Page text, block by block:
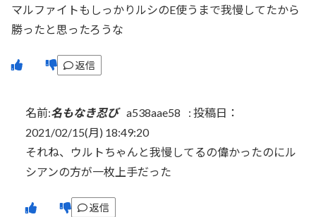
マルファイトもしっかりルシのE使うまで我慢してたから
勝ったと思ったろうな
返信
名前:名もなき忍び a538aae58 : 投稿日：
2021/02/15(月) 18:49:20
それね、ウルトちゃんと我慢してるの偉かったのにル
シアンの方が一枚上手だった
返信